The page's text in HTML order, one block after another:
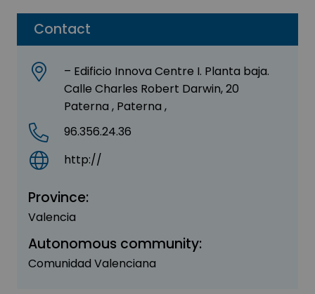
Contact
– Edificio Innova Centre I. Planta baja.
Calle Charles Robert Darwin, 20
Paterna , Paterna ,
96.356.24.36
http://
Province:
Valencia
Autonomous community:
Comunidad Valenciana